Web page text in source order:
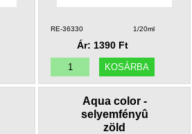
RE-36330 1/20ml
Ár: 1390 Ft
Aqua color -
selyemfényû
zöld